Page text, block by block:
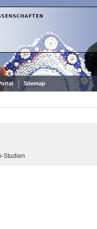
Sitemap
Studien